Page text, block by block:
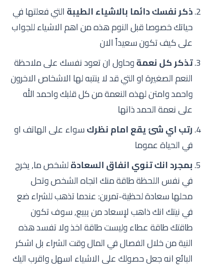
ذكر نفسك دائما بالاشياء الطيبة التي فعلتها في
حياتك خصوصا قبل النوم هذه من اهم الاشياء للجواب
على كيف تكون سعيداً الان
تذكر كل نعمةوحاول ان تعود نفسك على ملاحظة
النعم الصغيرة او التي قد لا ينتبه لها الاشخاص الاخرون
واحمد وامتن لهذه النعمة من كل قلبك واحمد الله
على نعمة الحمد ذاتها
رتب اي شئ يقع امام نظركسواء على الهاتف او
في الحياة عموما
بمجرد انك تنوي انفاق السعادةلشخص ما, يخرج
في نفس اللحظة طاقة منك اتجاه الشخص وتحل
محلها سعادة لحظية-تمرين: عندما تذهب للشراء ضع
في نيتك انك ذاهب لإسعاد من يبيع, سوف تكون
طاقتك طاقة عطاء وليست طاقة اخذ ولا تفسد هذه
النية من خلال الفصال في المال وقت الشراء بل اشكر
البائع انه جعل حصولك على الاشياء اسهل واقرب اليك